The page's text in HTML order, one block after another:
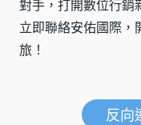
對手，打開數位行銷
立即聯絡安佑國際，
旅！
反向